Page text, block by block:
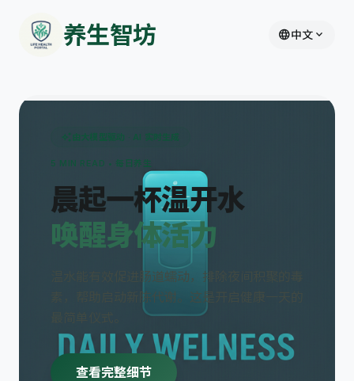
养生智坊 language中文 expand_more
auto_awesome 由大模型驱动 · AI 实时生成
5 MIN READ • 每日养生
晨起一杯温开水
唤醒身体活力
温水能有效促进肠道蠕动，排除夜间积聚的毒
素，帮助启动新陈代谢。这是开启健康一天的
查看完整细节